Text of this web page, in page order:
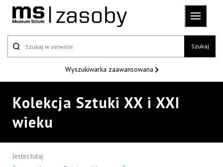
Szukaj
Wyszukiwarka zaawansowana
Kolekcja Sztuki XX i XXI
wieku
Jesteś tutaj: